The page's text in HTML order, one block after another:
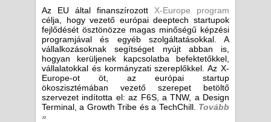
Az EU által finanszírozott X-Europe program
célja, hogy vezető európai deeptech startupok
fejlődését ösztönözze magas minőségű képzési
programjával és egyéb szolgáltatásokkal. A
vállalkozásoknak segítséget nyújt abban is,
hogyan kerüljenek kapcsolatba befektetőkkel,
vállalatokkal és kormányzati szereplőkkel. Az X-
Europe-ot öt, az európai startup
ökoszisztémában vezető szerepet betöltő
szervezet indította el: az F6S, a TNW, a Design
Terminal, a Growth Tribe és a TechChill. Tovább
»